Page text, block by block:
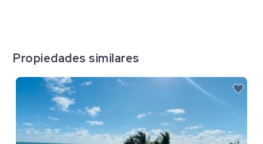
Propiedades similares